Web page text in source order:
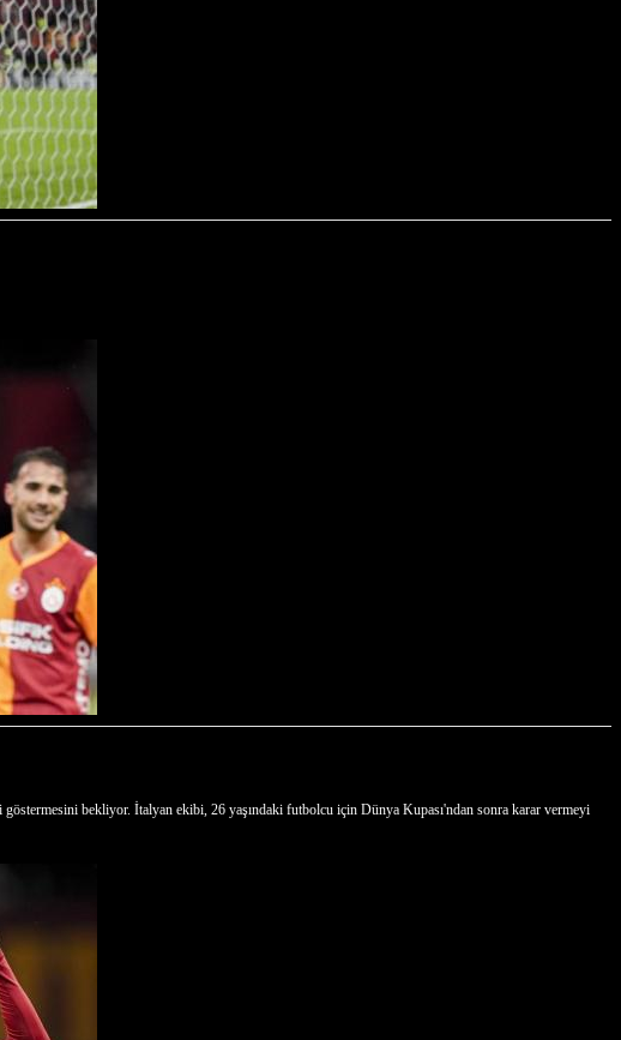
bekliyor. İtalyan ekibi, 26 yaşındaki futbolcu için Dünya Kupası'ndan sonra karar vermeyi